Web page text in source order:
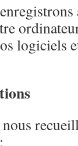
logiciels